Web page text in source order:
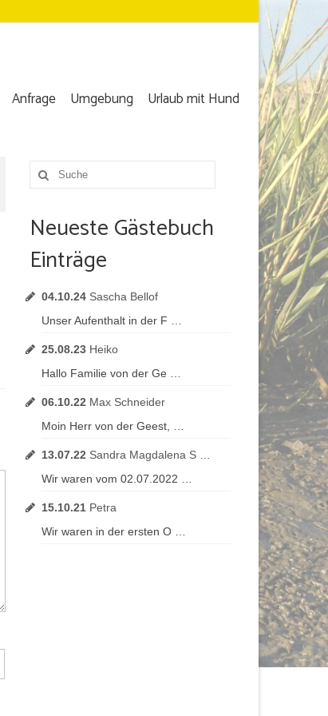
Anfrage Umgebung Urlaub mit Hund
Suche
nach:
Neueste Gästebuch
Einträge
04.10.24 Sascha Bellof
Unser Aufenthalt in der F …
25.08.23 Heiko
Hallo Familie von der Ge …
06.10.22 Max Schneider
Moin Herr von der Geest, …
13.07.22 Sandra Magdalena S …
Wir waren vom 02.07.2022 …
15.10.21 Petra
Wir waren in der ersten O …